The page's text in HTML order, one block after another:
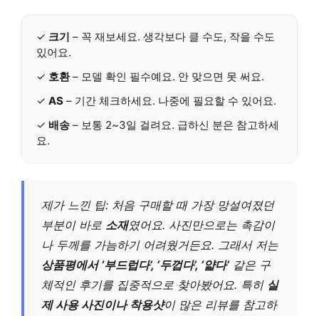
✓ 크기 – 꼭 재보세요. 생각보다 클 수도, 작을 수도
있어요.
✓ 호환– 모델 확인 필수예요. 안 맞으면 못 써요.
✓ AS – 기간 체크하세요. 나중에 필요할 수 있어요.
✓ 배송 – 보통 2~3일 걸려요. 급하신 분은 참고하세
요.
제가 느낀 팁: 처음 구매할 때 가장 망설여졌던
부분이 바로 소재였어요. 사진만으로는 촉감이
나 두께를 가늠하기 어려웠거든요. 그래서 저는
상품평에서 ‘부드럽다’, ‘두껍다’, ‘얇다’ 같은 구
체적인 후기를 집중적으로 찾아봤어요. 특히 실
제 사용 사진이나 착용샷이 많은 리뷰를 참고하